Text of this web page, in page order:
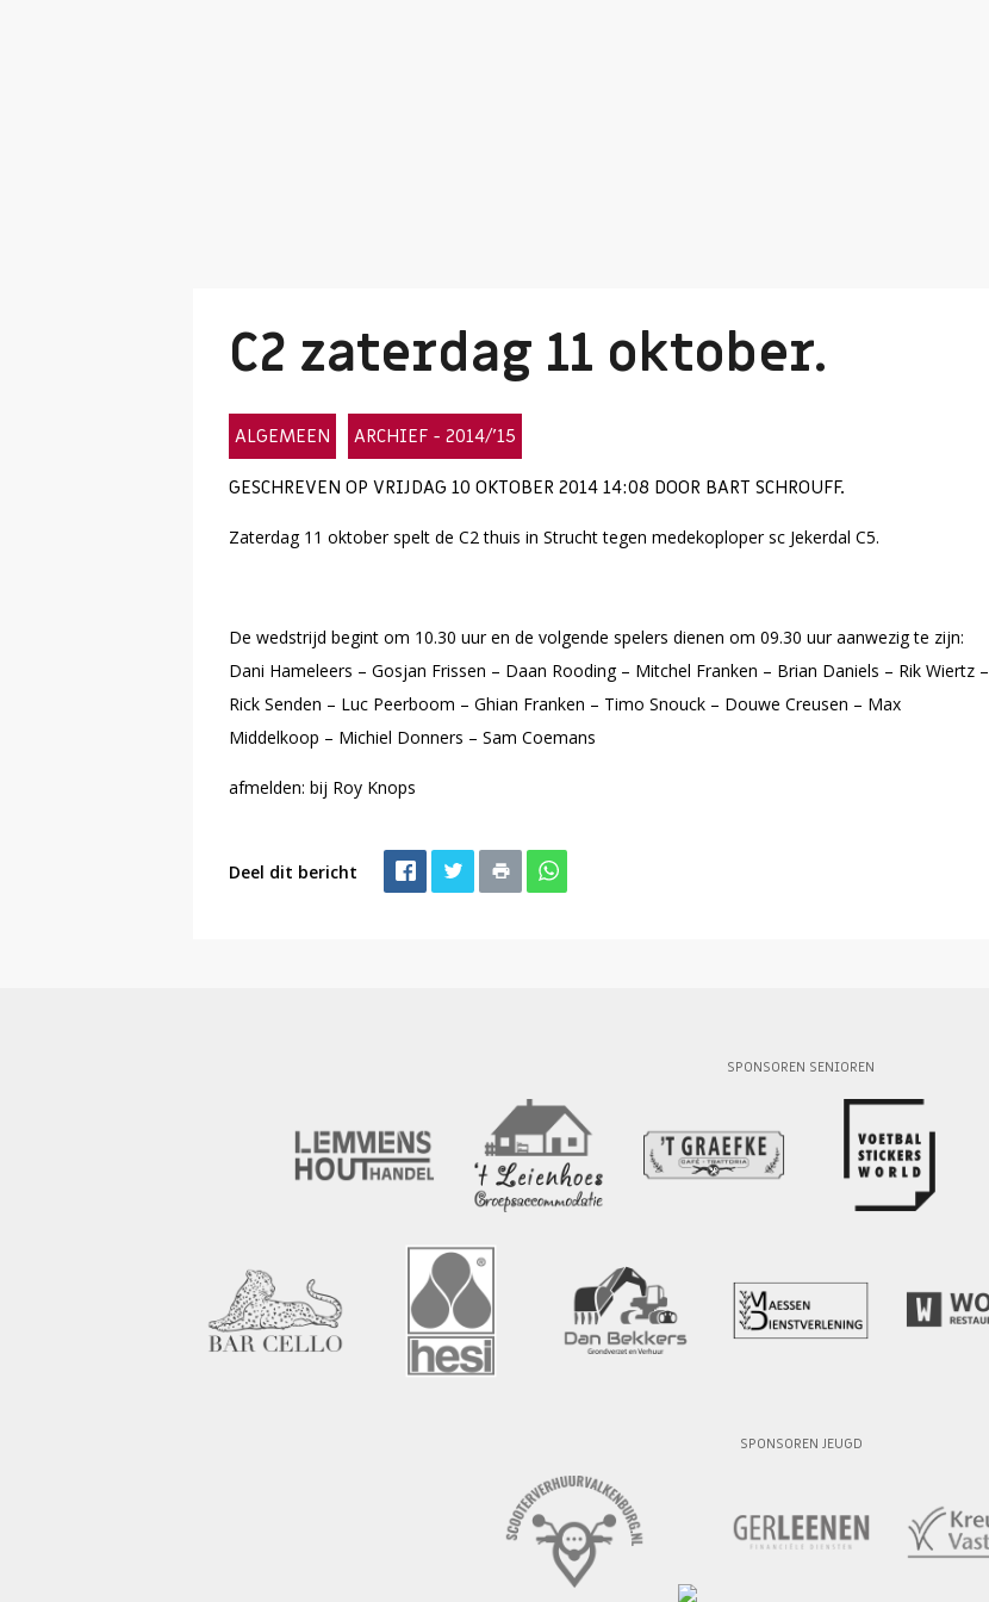
C2 zaterdag 11 oktober.
ALGEMEEN
ARCHIEF - 2014/'15
GESCHREVEN OP VRIJDAG 10 OKTOBER 2014 14:08 DOOR BART SCHROUFF.
Zaterdag 11 oktober spelt de C2 thuis in Strucht tegen medekoploper sc Jekerdal C5.
De wedstrijd begint om 10.30 uur en de volgende spelers dienen om 09.30 uur aanwezig te zijn:
Dani Hameleers – Gosjan Frissen – Daan Rooding – Mitchel Franken – Brian Daniels – Rik Wiertz –
Rick Senden – Luc Peerboom – Ghian Franken – Timo Snouck – Douwe Creusen – Max
Middelkoop – Michiel Donners – Sam Coemans
afmelden: bij Roy Knops
Deel dit bericht
SPONSOREN SENIOREN
SPONSOREN JEUGD